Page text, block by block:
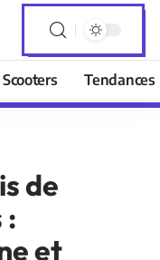
Scooters Tendances
de
:
et